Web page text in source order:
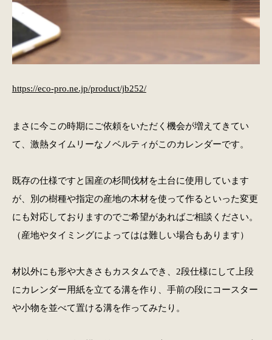
https://eco-pro.ne.jp/product/jb252/
まさに今この時期にご依頼をいただく機会が増えてきてい
て、激熱タイムリーなノベルティがこのカレンダーです。
既存の仕様ですと国産の杉間伐材を土台に使用しています
が、別の樹種や指定の産地の木材を使って作るといった変更
にも対応しておりますのでご希望があればご相談ください。
（産地やタイミングによってはは難しい場合もあります）
材以外にも形や大きさもカスタムでき、2段仕様にして上段
にカレンダー用紙を立てる溝を作り、手前の段にコースター
や小物を並べて置ける溝を作ってみたり。